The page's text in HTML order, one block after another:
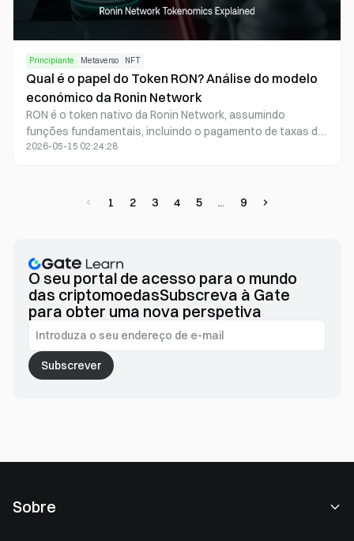
Principiante Metaverso NFT
Qual é o papel do Token RON? Análise do modelo
económico da Ronin Network
RON é o token nativo da Ronin Network, assumindo
funções fundamentais, incluindo o pagamento de taxas de
Gas on-chain, a facilitação de negociações de NFT e de
no ecossistema Ronin.
2026-05-15 02:24:28
1 2 3 4 5 9
O seu portal de acesso para o mundo
das criptomoedasSubscreva à Gate
para obter uma nova perspetiva
Subscrever
Sobre